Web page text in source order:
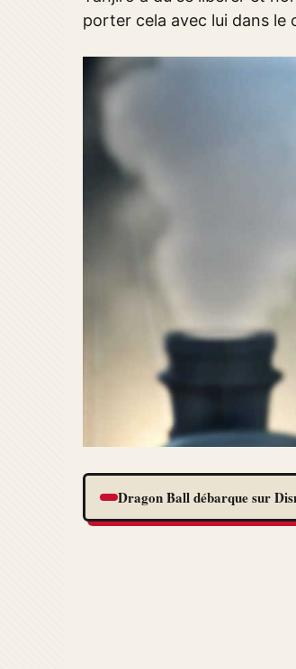
porter cela avec lui dans le
Dragon Ball débarque sur